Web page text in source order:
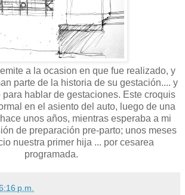
a la ocasion en que fue realizado, y
parte de la historia de su gestación.... y
hablar de gestaciones. Este croquis
en el asiento del auto, luego de una
unos años, mientras esperaba a mi
de preparación pre-parto; unos meses
nuestra primer hija ... por cesarea
programada.
p.m.